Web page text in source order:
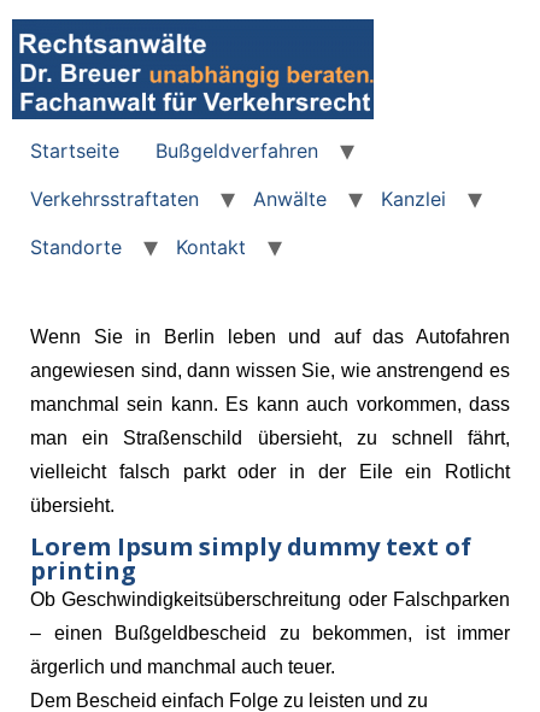
Startseite
Bußgeldverfahren
Verkehrsstraftaten
Anwälte
Kanzlei
Standorte
Kontakt
Wenn Sie in Berlin leben und auf das Autofahren
angewiesen sind, dann wissen Sie, wie anstrengend es
manchmal sein kann. Es kann auch vorkommen, dass
man ein Straßenschild übersieht, zu schnell fährt,
vielleicht falsch parkt oder in der Eile ein Rotlicht
übersieht.
Lorem Ipsum simply dummy text of
printing
Ob Geschwindigkeitsüberschreitung oder Falschparken
– einen Bußgeldbescheid zu bekommen, ist immer
ärgerlich und manchmal auch teuer.
Dem Bescheid einfach Folge zu leisten und zu